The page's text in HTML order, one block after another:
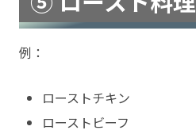
例：
ローストチキン
ローストビーフ